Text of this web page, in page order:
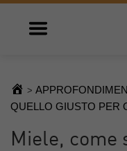
Open main menu
>
QUELLO GIUSTO PER
Miele, come